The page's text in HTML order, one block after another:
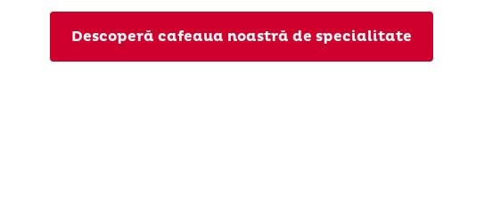
Descoperă cafeaua noastră de specialitate